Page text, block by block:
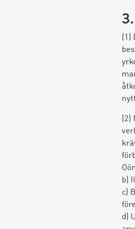
b)
c)
d)